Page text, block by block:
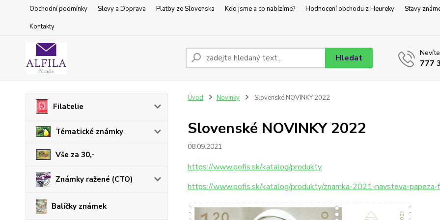
Obchodní podmínky Slevy a Doprava Platby ze Slovenska Kdo jsme a co nabízíme? Hodnocení obchodu z Heureky
Stavy
Kontakty
Hledat
777
Filatelie
Tématické známky
Vše za 30,-
Známky ražené (CTO)
Balíčky známek
Úvod Novinky Slovenské NOVINKY 2022
Slovenské NOVINKY 2022
08.09.2021
https://www.pofis.sk/katalog/produkty
https://www.pofis.sk/katalog/produkty/znamka-2021-navsteva-papeza-